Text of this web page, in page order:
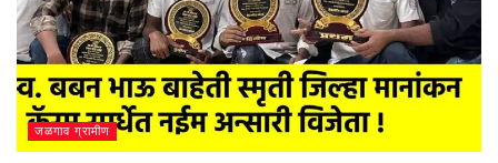
जळगाव ग्रामीण